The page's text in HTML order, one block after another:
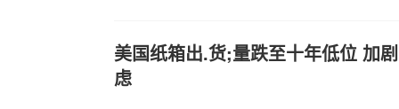
美国纸箱出.货;量跌至十年低位 加
虑